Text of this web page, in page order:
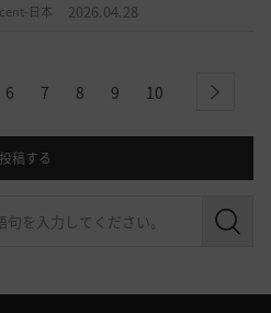
日本 2026.04.28
6 7 8 9 10 next
投稿する
検